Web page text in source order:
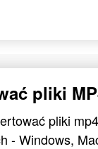
pliki
pliki
- Windows,